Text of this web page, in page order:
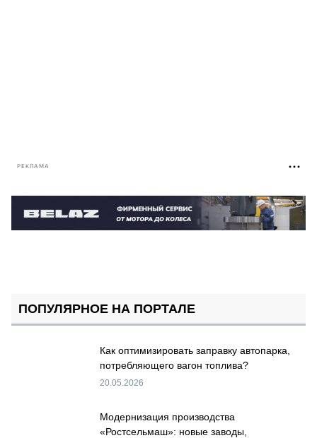
РЕКЛАМА
ПОПУЛЯРНОЕ НА ПОРТАЛЕ
Как оптимизировать заправку автопарка,
потребляющего вагон топлива?
20.05.2026
Модернизация производства
«Ростсельмаш»: новые заводы,